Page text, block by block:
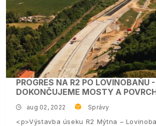
PROGRES NA R2 PO LOVINOBAŇU -
DOKONČUJEME MOSTY A
aug 02, 2022 Správy
<p>Výstavba úseku R2 Mýtna –